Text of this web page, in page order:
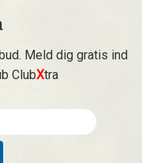
Meld dig gratis ind
ClubXtra